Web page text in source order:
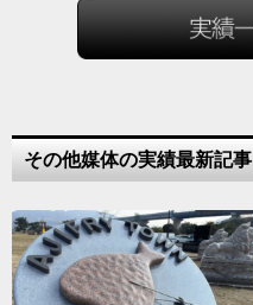
その他媒体の実績最新記事